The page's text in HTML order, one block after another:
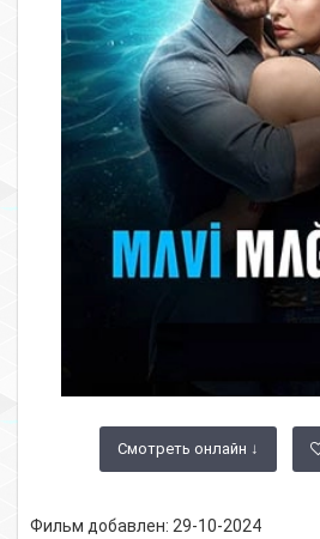
Смотреть онлайн ↓
Фильм добавлен: 29-10-2024